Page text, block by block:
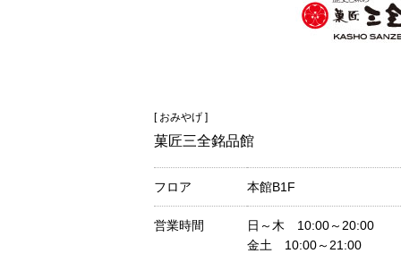
[ おみやげ ]
菓匠三全銘品館
フロア 本館B1F
営業時間
日～木 10:00～20:00
金土 10:00～21:00